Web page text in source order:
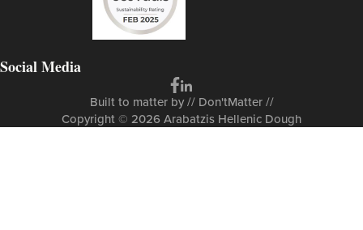
Social Media
Copyright © 2026 Arabatzis Hellenic Dough
Built to matter by // Don'tMatter //